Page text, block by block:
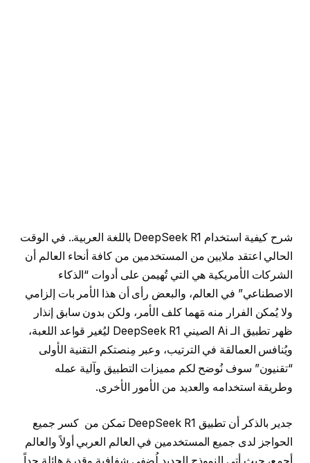
شرح كيفية استخدام DeepSeek R1 باللغة العربية.. في الوقت
الحالي اعتقد ملايين من المستخدمين من كافة أنحاء العالم أن
الشركات الأمريكية هي التي تُهيمن على أدوات “الذكاء
الاصطناعي” في العالم، والبعض رأى أن هذا الأمر بات إلزامي
ولا يُمكن الفرار منه مَهما كلف الأمر، ولكن بدون سابق إنذار
ظهر تطبيق الـ Ai الصيني DeepSeek R1 ليُغير قواعد اللعبة،
ويُنافس العمالقة في الترتيب، وعبر مِنصتكم التقنية الأولى
“تقنيون” سوف نُوضح لكم مميزات التطبيق وآلية عمله
وطريقة استخدامه والعديد من الأمور الأخرى.
جدير بالذكر أن تطبيق DeepSeek R1 تمكن من كسر جميع
الحواجز لدى جميع المستخدمين في العالم العربي أولاً والعالم